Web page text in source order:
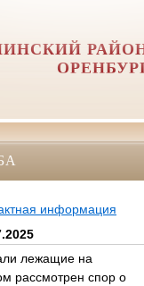
информация
лежащие на
рассмотрен спор о